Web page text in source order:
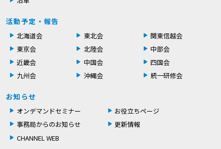
活動予定・報告
北海道会 東北会
関東信越会
東京会
北陸会
中部会
近畿会
中国会
四国会
九州会
沖縄会 統一研修会
お知らせ
オンデマンドセミナー
お役立ちページ
事務局からのお知らせ
更新情報
CHANNEL WEB